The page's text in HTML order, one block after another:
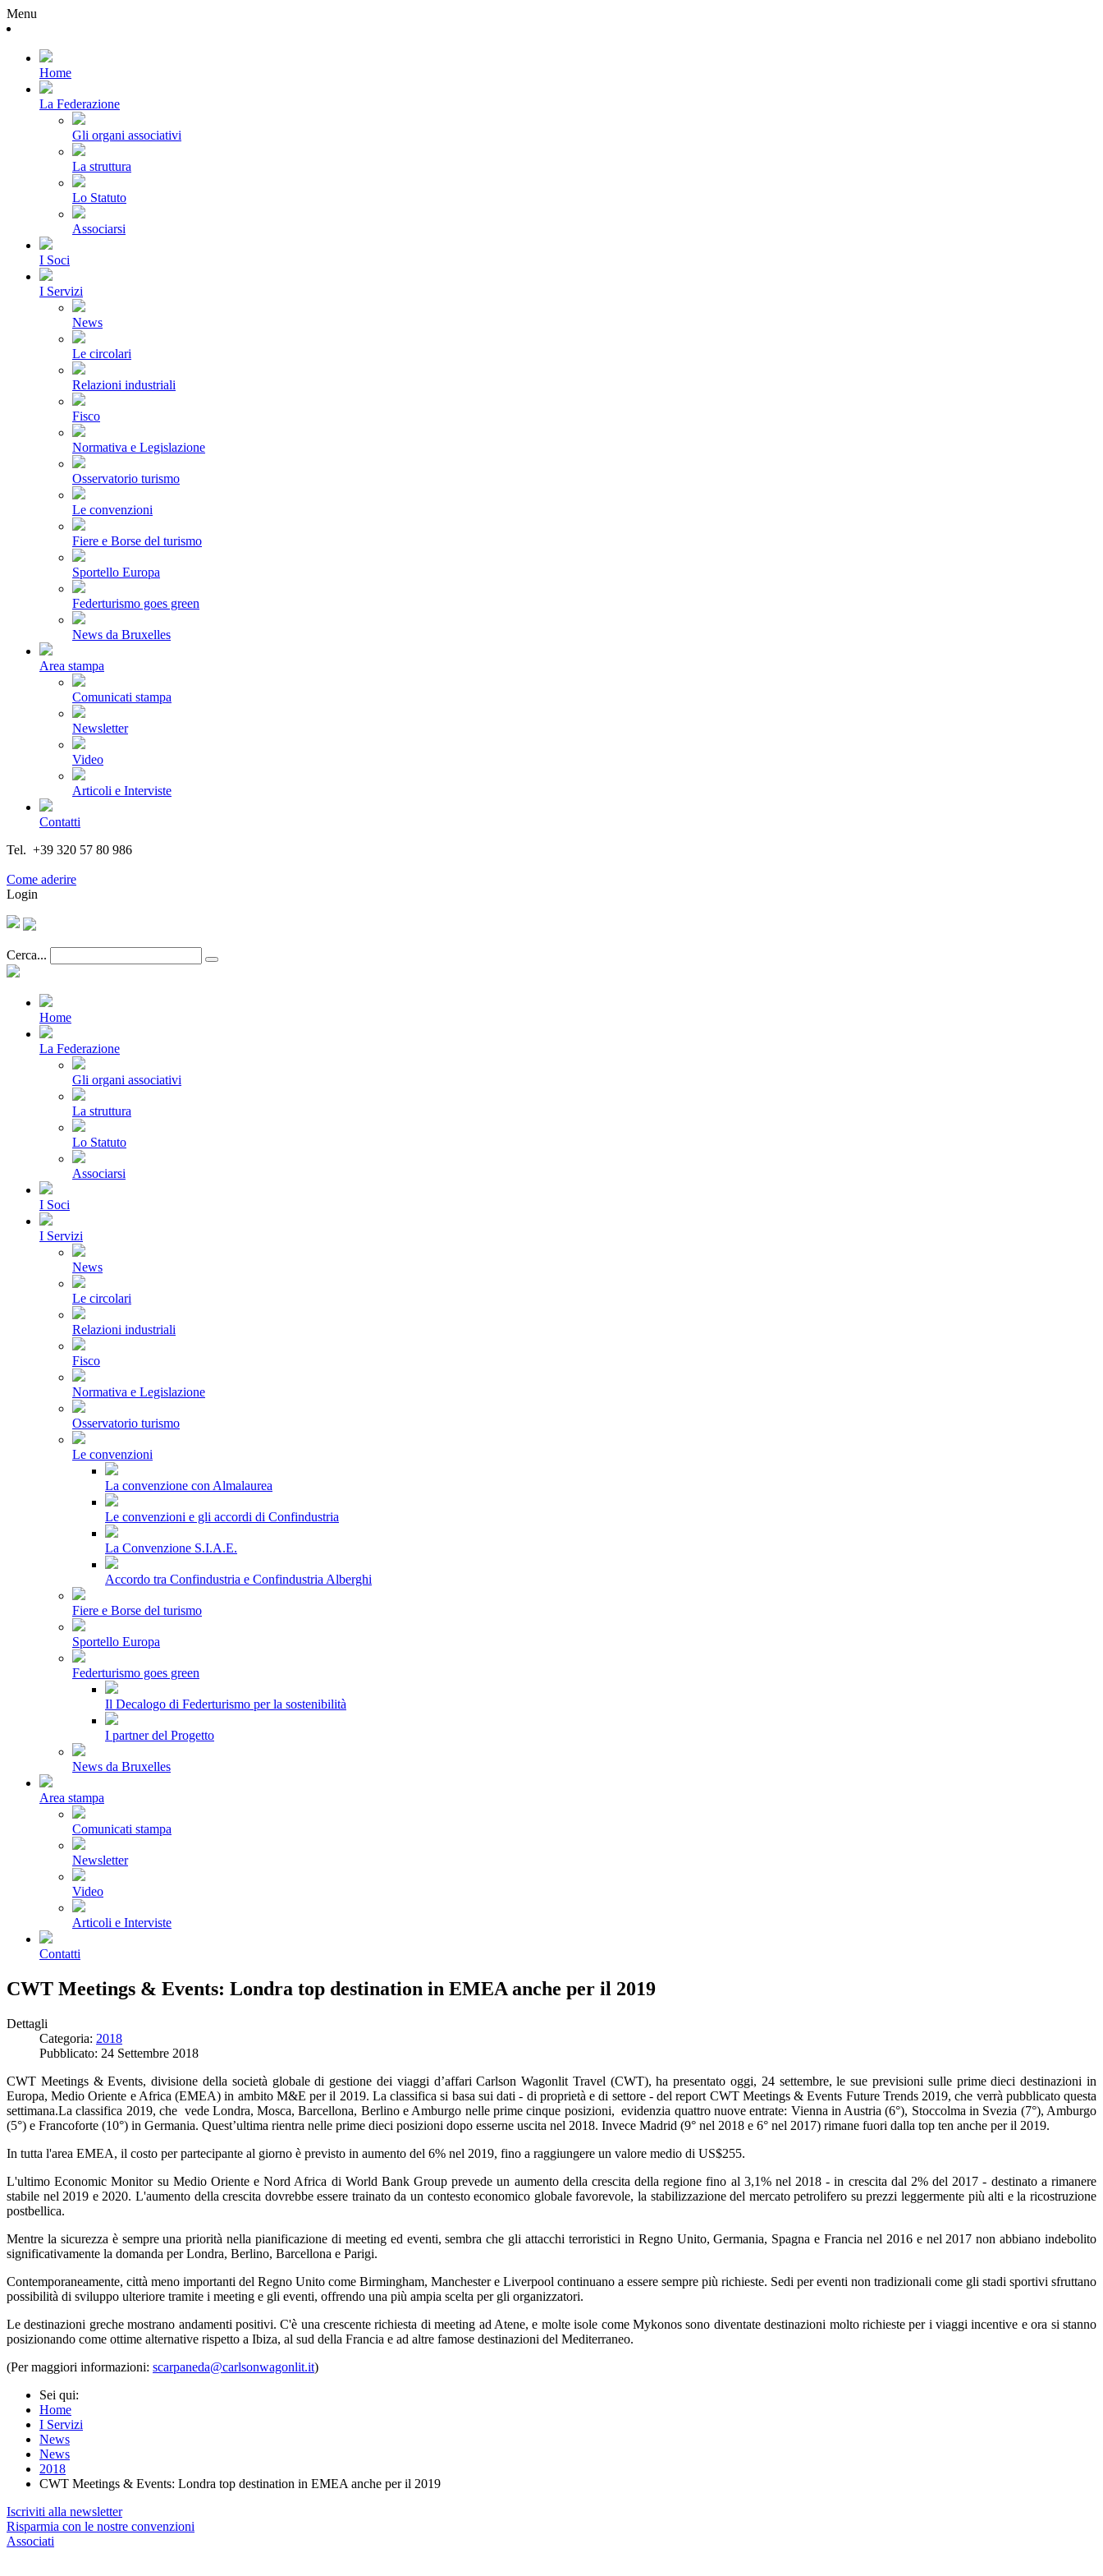
Menu
Home
La Federazione
Gli organi associativi
La struttura
Lo Statuto
Associarsi
I Soci
I Servizi
News
Le circolari
Relazioni industriali
Fisco
Normativa e Legislazione
Osservatorio turismo
Le convenzioni
Fiere e Borse del turismo
Sportello Europa
Federturismo goes green
News da Bruxelles
Area stampa
Comunicati stampa
Newsletter
Video
Articoli e Interviste
Contatti
Tel. +39 320 57 80 986
Come aderire
Login
Cerca...
Home
La Federazione
Gli organi associativi
La struttura
Lo Statuto
Associarsi
I Soci
I Servizi
News
Le circolari
Relazioni industriali
Fisco
Normativa e Legislazione
Osservatorio turismo
Le convenzioni
La convenzione con Almalaurea
Le convenzioni e gli accordi di Confindustria
La Convenzione S.I.A.E.
Accordo tra Confindustria e Confindustria Alberghi
Fiere e Borse del turismo
Sportello Europa
Federturismo goes green
Il Decalogo di Federturismo per la sostenibilità
I partner del Progetto
News da Bruxelles
Area stampa
Comunicati stampa
Newsletter
Video
Articoli e Interviste
Contatti
CWT Meetings & Events: Londra top destination in EMEA anche per il 2019
Dettagli
Categoria: 2018
Pubblicato: 24 Settembre 2018
CWT Meetings & Events, divisione della società globale di gestione dei viaggi d’affari Carlson Wagonlit Travel (CWT), ha presentato oggi, 24 settembre, le sue previsioni sulle prime dieci destinazioni in
Europa, Medio Oriente e Africa (EMEA) in ambito M&E per il 2019. La classifica si basa sui dati - di proprietà e di settore - del report CWT Meetings & Events Future Trends 2019, che verrà pubblicato questa
settimana.La classifica 2019, che vede Londra, Mosca, Barcellona, Berlino e Amburgo nelle prime cinque posizioni, evidenzia quattro nuove entrate: Vienna in Austria (6°), Stoccolma in Svezia (7°), Amburgo
(5°) e Francoforte (10°) in Germania. Quest’ultima rientra nelle prime dieci posizioni dopo esserne uscita nel 2018. Invece Madrid (9° nel 2018 e 6° nel 2017) rimane fuori dalla top ten anche per il 2019.
In tutta l'area EMEA, il costo per partecipante al giorno è previsto in aumento del 6% nel 2019, fino a raggiungere un valore medio di US$255.
L'ultimo Economic Monitor su Medio Oriente e Nord Africa di World Bank Group prevede un aumento della crescita della regione fino al 3,1% nel 2018 - in crescita dal 2% del 2017 - destinato a rimanere
stabile nel 2019 e 2020. L'aumento della crescita dovrebbe essere trainato da un contesto economico globale favorevole, la stabilizzazione del mercato petrolifero su prezzi leggermente più alti e la ricostruzione
postbellica.
Mentre la sicurezza è sempre una priorità nella pianificazione di meeting ed eventi, sembra che gli attacchi terroristici in Regno Unito, Germania, Spagna e Francia nel 2016 e nel 2017 non abbiano indebolito
significativamente la domanda per Londra, Berlino, Barcellona e Parigi.
Contemporaneamente, città meno importanti del Regno Unito come Birmingham, Manchester e Liverpool continuano a essere sempre più richieste. Sedi per eventi non tradizionali come gli stadi sportivi sfruttano
possibilità di sviluppo ulteriore tramite i meeting e gli eventi, offrendo una più ampia scelta per gli organizzatori.
Le destinazioni greche mostrano andamenti positivi. C'è una crescente richiesta di meeting ad Atene, e molte isole come Mykonos sono diventate destinazioni molto richieste per i viaggi incentive e ora si stanno
posizionando come ottime alternative rispetto a Ibiza, al sud della Francia e ad altre famose destinazioni del Mediterraneo.
(Per maggiori informazioni: scarpaneda@carlsonwagonlit.it)
Sei qui:
Home
I Servizi
News
News
2018
CWT Meetings & Events: Londra top destination in EMEA anche per il 2019
Iscriviti alla newsletter
Risparmia con le nostre convenzioni
Associati